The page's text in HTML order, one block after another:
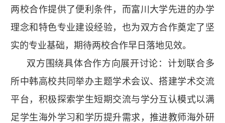
两校合作提供了便利条件，而富川大学先进的办学
理念和特色专业建设经验，也为双方合作奠定了坚
实的专业基础，期待两校合作早日落地见效。
双方围绕具体合作方向展开讨论：计划联合多
所中韩高校共同举办主题学术会议、搭建学术交流
平台，积极探索学生短期交流与学分互认模式以满
足学生海外学习和学历提升需求，推进教师海外研